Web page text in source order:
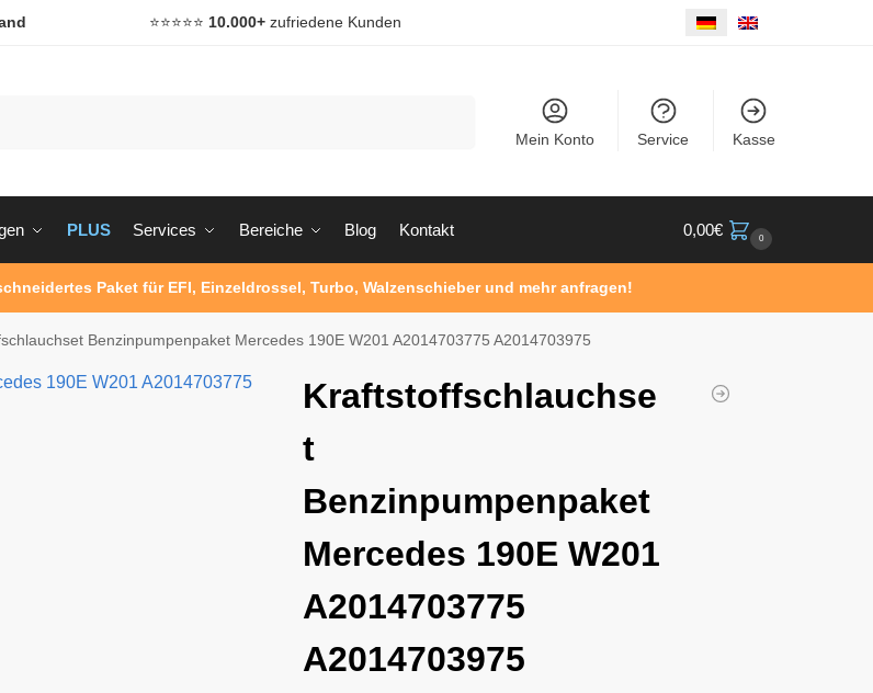
⭐️⭐️⭐️⭐️⭐️ 10.000+ zufriedene Kunden
Mein Konto Service Kasse
PLUS Services Bereiche Blog Kontakt 0,00€ 0
Paket für EFI, Einzeldrossel, Turbo, Walzenschieber und mehr anfragen!
Benzinpumpenpaket Mercedes 190E W201 A2014703775 A2014703975
Kraftstoffschlauchse
t
Benzinpumpenpaket
Mercedes 190E W201
A2014703775
A2014703975